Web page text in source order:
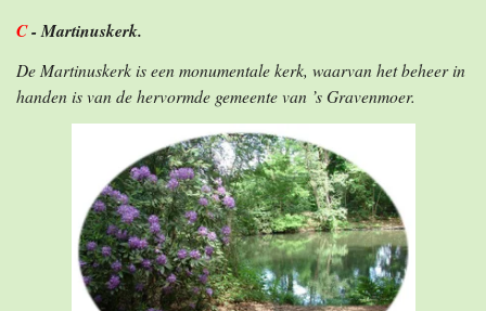
C- Martinuskerk.
De Martinuskerk is een monumentale kerk, waarvan het beheer in
handen is van de hervormde gemeente van ’s Gravenmoer.